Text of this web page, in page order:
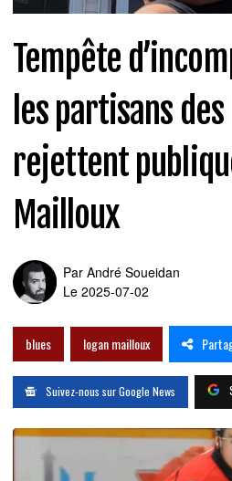
Tempête
les partisans
rejettent
Mailloux
Par André Soueidan
Le 2025-07-02
blues logan mailloux
Suivez-nous sur Google News